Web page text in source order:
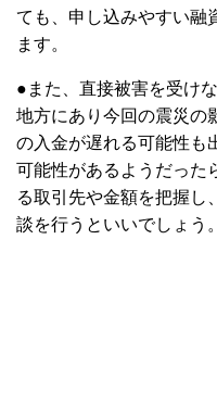
ても、申し込みやすい融
ます。
●また、直接被害を受け
地方にあり今回の震災の
の入金が遅れる可能性も
可能性があるようだった
る取引先や金額を把握し
談を行うといいでしょう。